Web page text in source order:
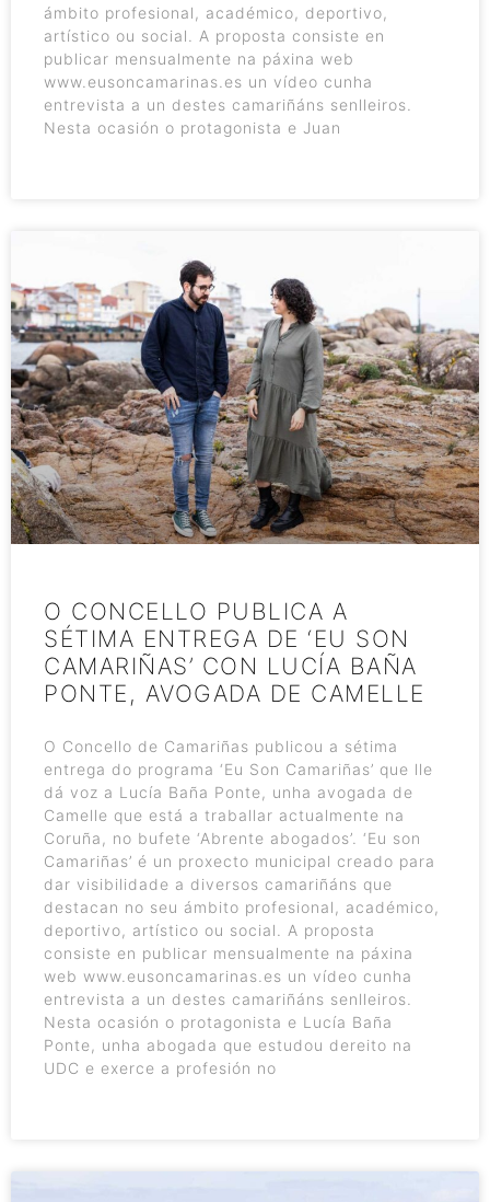
ámbito profesional, académico, deportivo,
artístico ou social. A proposta consiste en
publicar mensualmente na páxina web
www.eusoncamarinas.es un vídeo cunha
entrevista a un destes camariñáns senlleiros.
Nesta ocasión o protagonista e Juan
O CONCELLO PUBLICA A
SÉTIMA ENTREGA DE ‘EU SON
CAMARIÑAS’ CON LUCÍA BAÑA
PONTE, AVOGADA DE CAMELLE
O Concello de Camariñas publicou a sétima
entrega do programa ‘Eu Son Camariñas’ que lle
dá voz a Lucía Baña Ponte, unha avogada de
Camelle que está a traballar actualmente na
Coruña, no bufete ‘Abrente abogados’. ‘Eu son
Camariñas’ é un proxecto municipal creado para
dar visibilidade a diversos camariñáns que
destacan no seu ámbito profesional, académico,
deportivo, artístico ou social. A proposta
consiste en publicar mensualmente na páxina
web www.eusoncamarinas.es un vídeo cunha
entrevista a un destes camariñáns senlleiros.
Nesta ocasión o protagonista e Lucía Baña
Ponte, unha abogada que estudou dereito na
UDC e exerce a profesión no